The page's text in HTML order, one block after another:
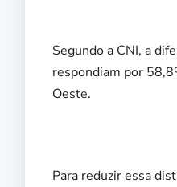
Segundo a CNI, a
respondiam por
Oeste.
Para reduzir essa